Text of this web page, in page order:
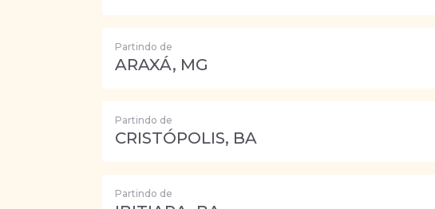
Partindo de
ARAXÁ, MG
Partindo de
CRISTÓPOLIS, BA
Partindo de